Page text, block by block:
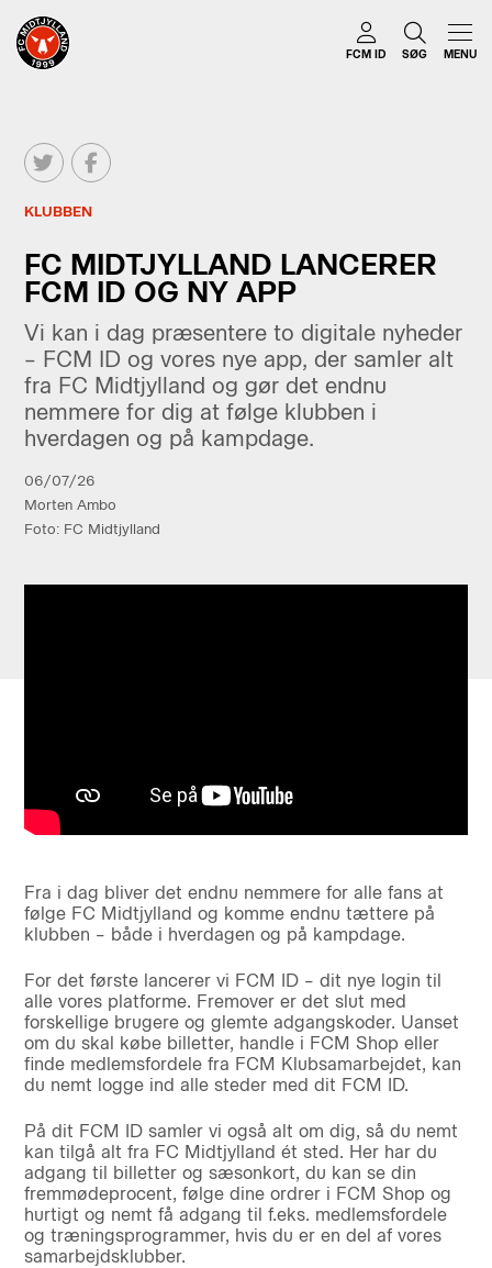
FCM ID SØG MENU
KLUBBEN
FC MIDTJYLLAND LANCERER
FCM ID OG NY APP
Vi kan i dag præsentere to digitale nyheder
– FCM ID og vores nye app, der samler alt
fra FC Midtjylland og gør det endnu
nemmere for dig at følge klubben i
hverdagen og på kampdage.
06/07/26
Morten Ambo
Foto: FC Midtjylland
Fra i dag bliver det endnu nemmere for alle fans at
følge FC Midtjylland og komme endnu tættere på
klubben – både i hverdagen og på kampdage.
For det første lancerer vi FCM ID – dit nye login til
alle vores platforme. Fremover er det slut med
forskellige brugere og glemte adgangskoder. Uanset
om du skal købe billetter, handle i FCM Shop eller
finde medlemsfordele fra FCM Klubsamarbejdet, kan
du nemt logge ind alle steder med dit FCM ID.
På dit FCM ID samler vi også alt om dig, så du nemt
kan tilgå alt fra FC Midtjylland ét sted. Her har du
adgang til billetter og sæsonkort, du kan se din
fremmødeprocent, følge dine ordrer i FCM Shop og
hurtigt og nemt få adgang til f.eks. medlemsfordele
og træningsprogrammer, hvis du er en del af vores
samarbejdsklubber.